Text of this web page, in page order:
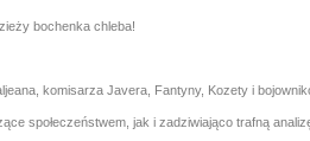
bochenka chleba!
komisarza Javera, Fantyny, Kozety i
społeczeństwem, jak i zadziwiająco trafną